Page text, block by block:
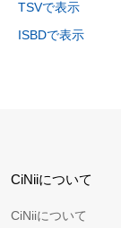
TSVで表示
ISBDで表示
CiNiiについて
CiNiiについて